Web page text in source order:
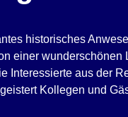
historisches
einer wunderschönen
Interessierte aus der
Kollegen und